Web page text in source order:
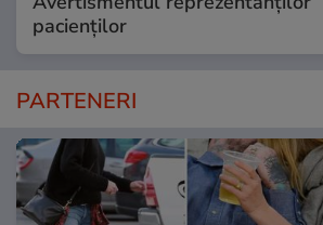
pacienților
PARTENERI